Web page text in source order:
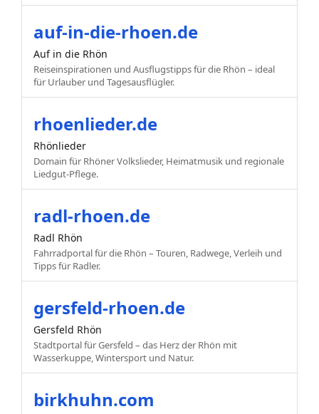
auf-in-die-rhoen.de
Auf in die Rhön
Reiseinspirationen und Ausflugstipps für die Rhön – ideal
für Urlauber und Tagesausflügler.
rhoenlieder.de
Rhönlieder
Domain für Rhöner Volkslieder, Heimatmusik und regionale
Liedgut-Pflege.
radl-rhoen.de
Radl Rhön
Fahrradportal für die Rhön – Touren, Radwege, Verleih und
Tipps für Radler.
gersfeld-rhoen.de
Gersfeld Rhön
Stadtportal für Gersfeld – das Herz der Rhön mit
Wasserkuppe, Wintersport und Natur.
birkhuhn.com